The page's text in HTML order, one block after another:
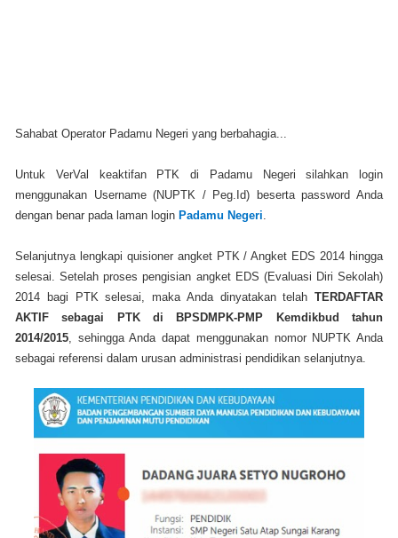
Sahabat Operator Padamu Negeri yang berbahagia...
Untuk VerVal keaktifan PTK di Padamu Negeri silahkan login
menggunakan Username (NUPTK / Peg.Id) beserta password Anda
dengan benar pada laman login Padamu Negeri
Selanjutnya lengkapi quisioner angket PTK / Angket EDS 2014 hingga
selesai.Setelah proses pengisian angket EDS (Evaluasi Diri Sekolah)
2014 bagi PTK selesai, maka Anda dinyatakan telah TERDAFTAR
AKTIF sebagai PTK di BPSDMPK-PMP Kemdikbud tahun
2014/2015 , sehingga Anda dapat menggunakan nomor NUPTK Anda
sebagai referensi dalam urusan administrasi pendidikan selanjutnya.